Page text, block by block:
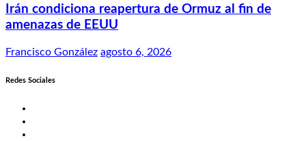
Irán condiciona reapertura de Ormuz al fin de
amenazas de EEUU
Francisco González agosto 6, 2026
Redes Sociales